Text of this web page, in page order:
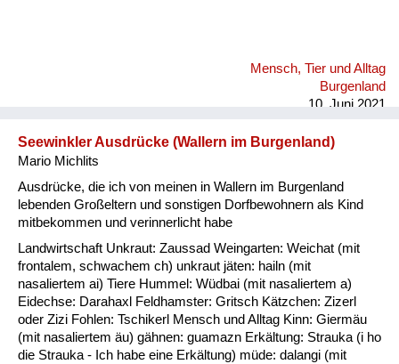
Mensch, Tier und Alltag
Burgenland
10. Juni 2021
Seewinkler Ausdrücke (Wallern im Burgenland)
Mario Michlits
Ausdrücke, die ich von meinen in Wallern im Burgenland
lebenden Großeltern und sonstigen Dorfbewohnern als Kind
mitbekommen und verinnerlicht habe
Landwirtschaft Unkraut: Zaussad Weingarten: Weichat (mit
frontalem, schwachem ch) unkraut jäten: hailn (mit
nasaliertem ai) Tiere Hummel: Wüdbai (mit nasaliertem a)
Eidechse: Darahaxl Feldhamster: Gritsch Kätzchen: Zizerl
oder Zizi Fohlen: Tschikerl Mensch und Alltag Kinn: Giermäu
(mit nasaliertem äu) gähnen: guamazn Erkältung: Strauka (i ho
die Strauka - Ich habe eine Erkältung) müde: dalangi (mit